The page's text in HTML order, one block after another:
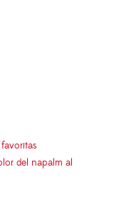
del napalm al